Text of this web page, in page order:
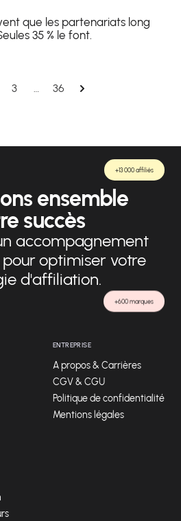
que les partenariats long
35 % le font.
3 … 36
+600 marques
+13 000 affiliés
ensemble
succès
accompagnement
optimiser votre
d'affiliation.
ENTREPRISE
A propos & Carrières
CGV & CGU
Politique de confidentialité
Mentions légales